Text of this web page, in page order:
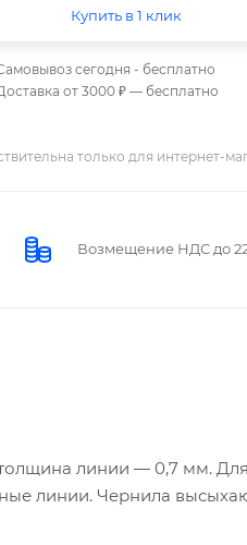
Купить в 1 клик
сегодня - бесплатно
от 3000 ₽ — бесплатно
только для интернет-
Возмещение НДС до
линии — 0,7 мм. Для
линии. Чернила